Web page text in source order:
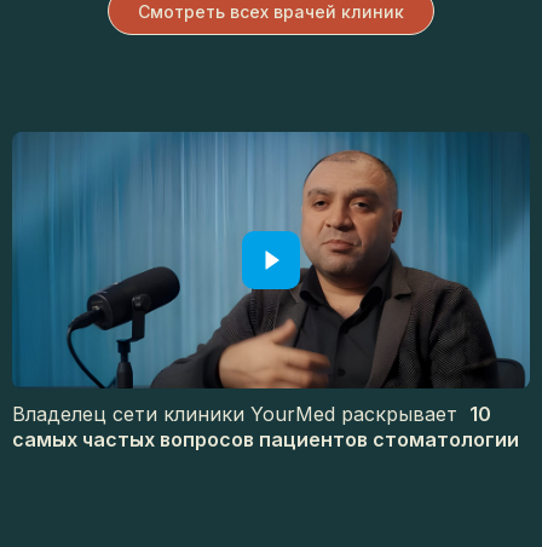
Смотреть всех врачей клиник
Владелец сети клиники YourMed раскрывает 10
самых частых вопросов пациентов стоматологии